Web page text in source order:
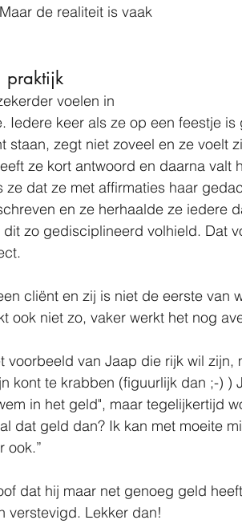
de realiteit is vaak
praktijk
voelen in
Iedere keer als ze op een feestje
staan, zegt niet zoveel en ze voelt
ze kort antwoord en daarna valt
ze dat ze met affirmaties haar
en ze herhaalde ze iedere
zo gedisciplineerd volhield. Dat
cliënt en zij is niet de eerste van
ook niet zo, vaker werkt het nog
voorbeeld van Jaap die rijk wil zijn,
kont te krabben (figuurlijk dan ;-) )
in het geld", maar tegelijkertijd
dat geld dan? Ik kan met moeite
ook.”
dat hij maar net genoeg geld
verstevigd. Lekker dan!